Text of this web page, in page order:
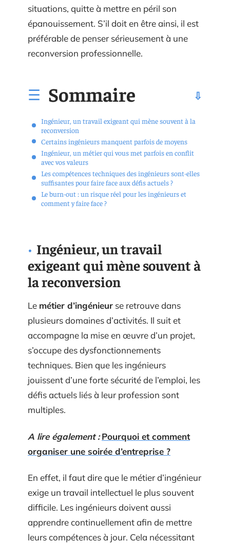
situations, quitte à mettre en péril son
épanouissement. S’il doit en être ainsi, il est
préférable de penser sérieusement à une
reconversion professionnelle.
Sommaire
Ingénieur, un travail exigeant qui mène souvent à la
reconversion
Certains ingénieurs manquent parfois de moyens
Ingénieur, un métier qui vous met parfois en conflit
avec vos valeurs
Les compétences techniques des ingénieurs sont-elles
suffisantes pour faire face aux défis actuels ?
Le burn-out : un risque réel pour les ingénieurs et
comment y faire face ?
Ingénieur, un travail
exigeant qui mène souvent à
la reconversion
Le métier d’ingénieur se retrouve dans
plusieurs domaines d’activités. Il suit et
accompagne la mise en œuvre d’un projet,
s’occupe des dysfonctionnements
techniques. Bien que les ingénieurs
jouissent d’une forte sécurité de l’emploi, les
défis actuels liés à leur profession sont
multiples.
A lire également : Pourquoi et comment
organiser une soirée d’entreprise ?
En effet, il faut dire que le métier d’ingénieur
exige un travail intellectuel le plus souvent
difficile. Les ingénieurs doivent aussi
apprendre continuellement afin de mettre
leurs compétences à jour. Cela nécessitant